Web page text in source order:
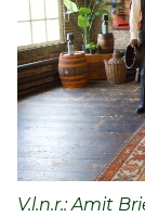
V.l.n.r.: Amit